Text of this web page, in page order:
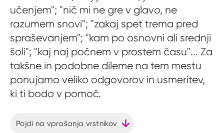
učenjem"; "nič mi ne gre v glavo, ne
razumem snovi"; "zakaj spet trema pred
spraševanjem"; "kam po osnovni ali srednji
šoli"; "kaj naj počnem v prostem času"... Za
takšne in podobne dileme na tem mestu
ponujamo veliko odgovorov in usmeritev,
ki ti bodo v pomoč.
Pojdi na vprašanja vrstnikov